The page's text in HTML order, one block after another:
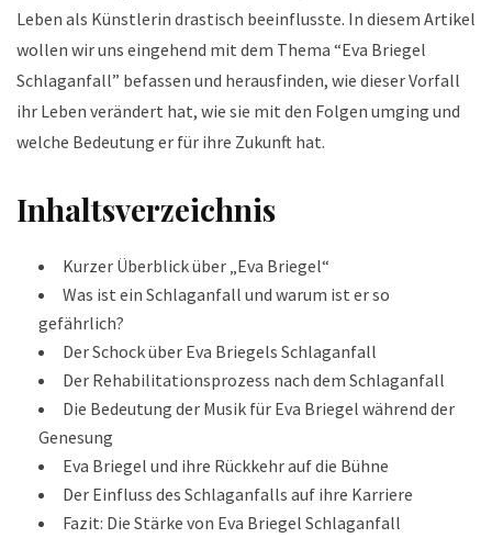
Leben als Künstlerin drastisch beeinflusste. In diesem Artikel
wollen wir uns eingehend mit dem Thema “Eva Briegel
Schlaganfall” befassen und herausfinden, wie dieser Vorfall
ihr Leben verändert hat, wie sie mit den Folgen umging und
welche Bedeutung er für ihre Zukunft hat.
Inhaltsverzeichnis
Kurzer Überblick über „Eva Briegel“
Was ist ein Schlaganfall und warum ist er so
gefährlich?
Der Schock über Eva Briegels Schlaganfall
Der Rehabilitationsprozess nach dem Schlaganfall
Die Bedeutung der Musik für Eva Briegel während der
Genesung
Eva Briegel und ihre Rückkehr auf die Bühne
Der Einfluss des Schlaganfalls auf ihre Karriere
Fazit: Die Stärke von Eva Briegel Schlaganfall